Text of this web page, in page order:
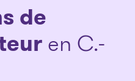
de
en C.-